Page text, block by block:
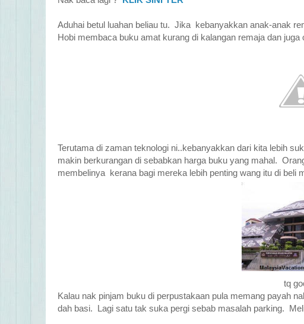
Aduhai betul luahan beliau tu. Jika kebanyakkan anak-anak
Hobi membaca buku amat kurang di kalangan remaja dan juga
Terutama di zaman teknologi ni..kebanyakkan dari kita lebih
makin berkurangan di sebabkan harga buku yang mahal.
membelinya kerana bagi mereka lebih penting wang itu di beli
tq
Kalau nak pinjam buku di perpustakaan pula memang payah
dah basi. Lagi satu tak suka pergi sebab masalah parking.